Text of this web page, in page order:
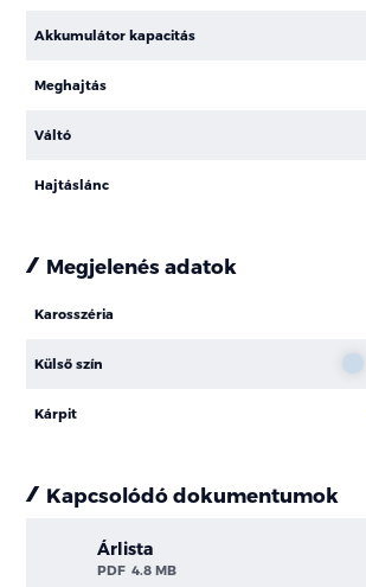
Akkumulátor kapacitás
Meghajtás
Váltó
Hajtáslánc
Megjelenés adatok
Karosszéria
Külső szín
Kárpit
Kapcsolódó dokumentumok
Árlista
PDF 4.8 MB